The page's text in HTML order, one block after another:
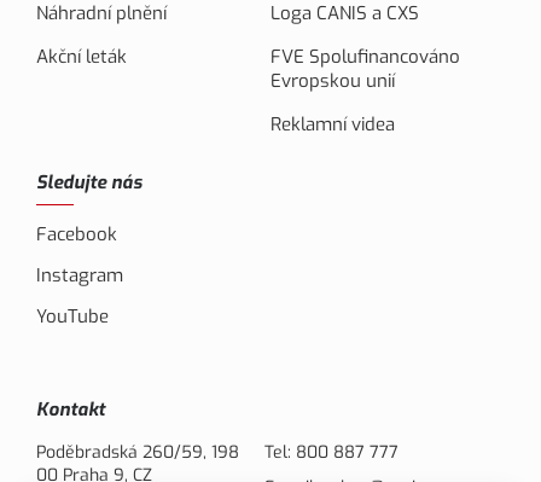
Náhradní plnění
Akční leták
Loga CANIS a CXS
FVE Spolufinancováno
Evropskou unií
Reklamní videa
Sledujte nás
Facebook
Instagram
YouTube
Kontakt
Poděbradská 260/59, 198
00 Praha 9, CZ
Tel: 800 887 777